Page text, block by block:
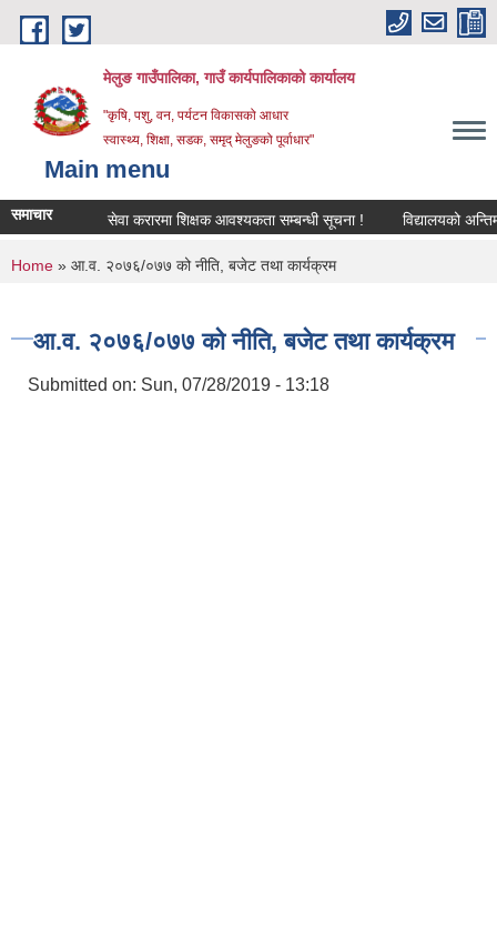
Skip to main content
मेलुङ गाउँपालिका, गाउँ कार्यपालिकाको कार्यालय
"कृषि, पशु, वन, पर्यटन विकासको आधार
स्वास्थ्य, शिक्षा, सडक, समृद् मेलुङको पूर्वाधार"
Main menu
समाचार सेवा करारमा शिक्षक आवश्‍यकता सम्बन्धी सूचना ! विद्यालयको अन्तिम
You are here
Home » आ.व. २०७६/०७७ को नीति, बजेट तथा कार्यक्रम
आ.व. २०७६/०७७ को नीति, बजेट तथा कार्यक्रम
Submitted on: Sun, 07/28/2019 - 13:18